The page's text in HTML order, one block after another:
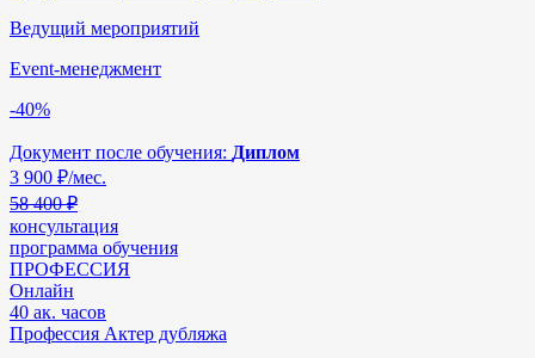
Ведущий мероприятий
Event-менеджмент
-40%
Документ после обучения: Диплом
3 900 ₽/мес.
58 400 ₽
консультация
программа обучения
ПРОФЕССИЯ
Онлайн
40 ак. часов
Профессия Актер дубляжа